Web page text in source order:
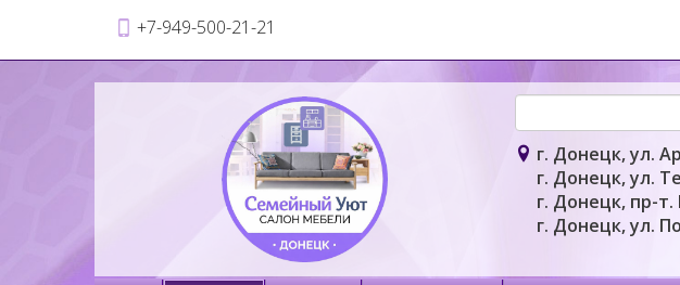
+7-949-500-21-21
г. Донецк, ул.
г. Донецк, ул.
г. Донецк, пр-
г. Донецк, ул.